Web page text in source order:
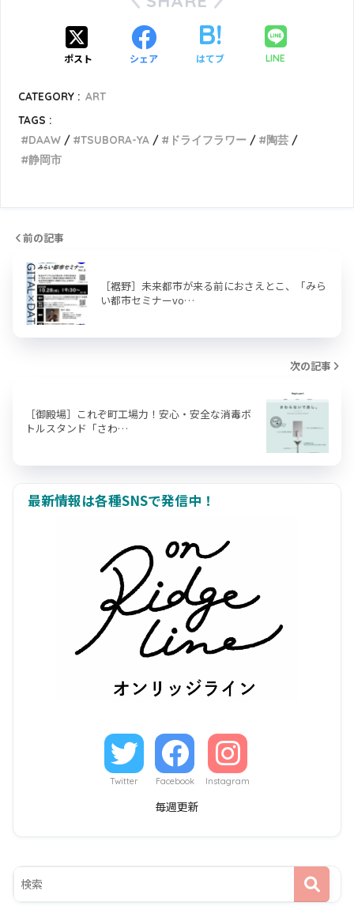
ポスト シェア はてブ LINE
CATEGORY : ART
TAGS :
DAAW
TSUBORA-YA ドライフラワー
陶芸
静岡市
前の記事
［裾野］未来都市が来る前におさえとこ、「みら
い都市セミナーvo…
次の記事
［御殿場］これぞ町工場力！安心・安全な消毒ボ
トルスタンド「さわ…
最新情報は各種SNSで発信中！
Twitter Facebook Instagram
毎週更新